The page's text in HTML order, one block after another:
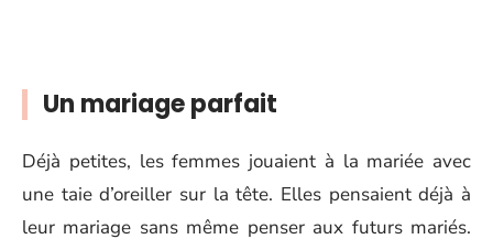
Un mariage parfait
Déjà petites, les femmes jouaient à la mariée avec
une taie d’oreiller sur la tête. Elles pensaient déjà à
leur mariage sans même penser aux futurs mariés.